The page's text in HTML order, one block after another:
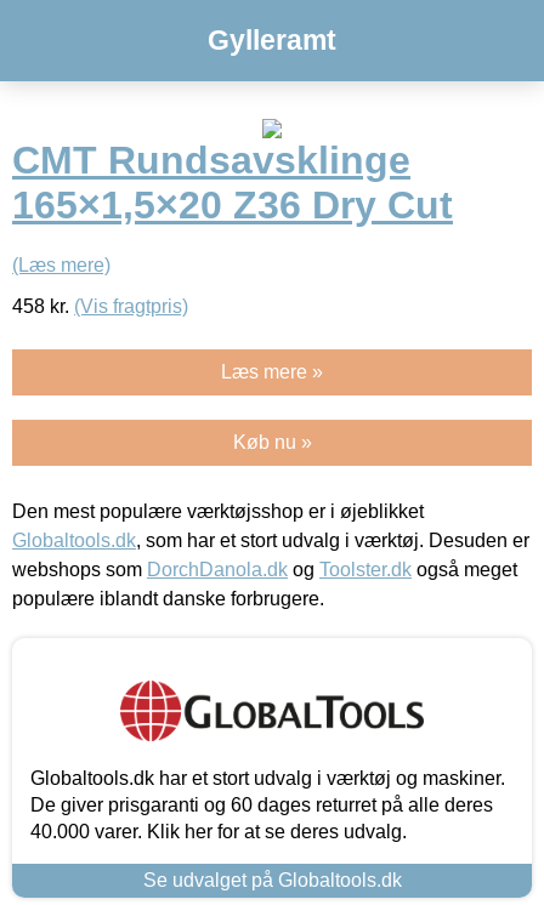
Gylleramt
CMT Rundsavsklinge
165×1,5×20 Z36 Dry Cut
(Læs mere)
458 kr. (Vis fragtpris)
Læs mere »
Køb nu »
Den mest populære værktøjsshop er i øjeblikket
Globaltools.dk, som har et stort udvalg i værktøj. Desuden er
webshops som DorchDanola.dk og Toolster.dk også meget
populære iblandt danske forbrugere.
Globaltools.dk har et stort udvalg i værktøj og maskiner.
De giver prisgaranti og 60 dages returret på alle deres
40.000 varer. Klik her for at se deres udvalg.
Se udvalget på Globaltools.dk